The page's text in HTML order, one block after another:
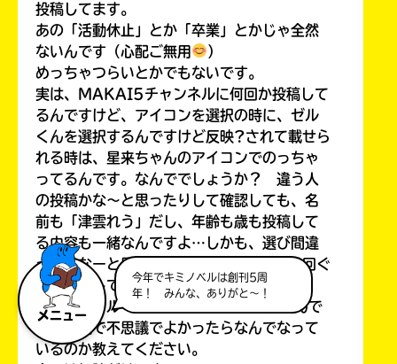
メニュー
今年でキミノベルは創刊5周
年！ みんな、ありがと～！
投稿してます。
あの「活動休止」とか「卒業」とかじゃ全然
ないんです（心配ご無用
）
めっちゃつらいとかでもないです。
実は、MAKAI5チャンネルに何回か投稿して
るんですけど、アイコンを選択の時に、ゼル
くんを選択するんですけど反映?されて載せら
れる時は、星来ちゃんのアイコンでのっちゃ
ってるんです。なんででしょうか？ 違う人
の投稿かな〜と思ったりして確認しても、名
前も「津雲れう」だし、年齢も歳も投稿して
る内容も一緒なんですよ…しかも、選び間違
ったかなーと思って何回も確認したし、3回ぐ
らい投稿して全部星来ちゃんでのってて、
（なんでゼルくんにならないの
）なんで
か不思議で不思議でよかったらなんでなって
いるのか教えてください。